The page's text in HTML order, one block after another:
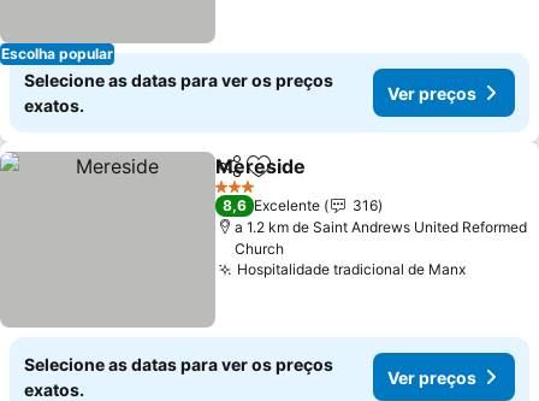
Escolha popular
Selecione as datas para ver os preços
exatos.
Ver preços
PartilharAdicionar aos favoritos
Mereside
3 Estrelas
8,6 Excelente
316
a 1.2 km de Saint Andrews United Reformed
Church
Hospitalidade tradicional de ManxVer
Selecione as datas para ver os preços
exatos.
Ver preços